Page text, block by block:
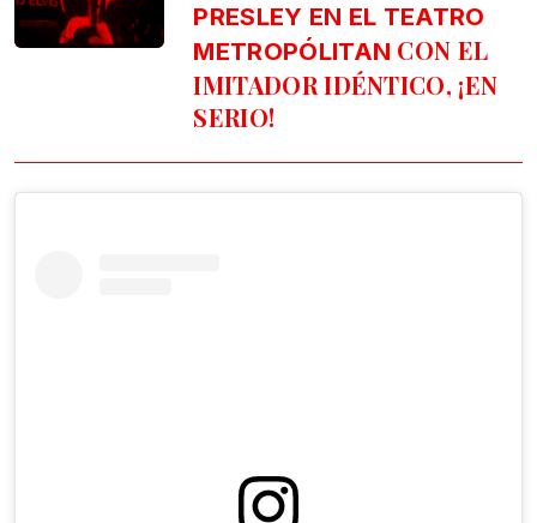
PRESLEY EN EL TEATRO
METROPÓLITAN CON EL
IMITADOR IDÉNTICO, ¡EN
SERIO!